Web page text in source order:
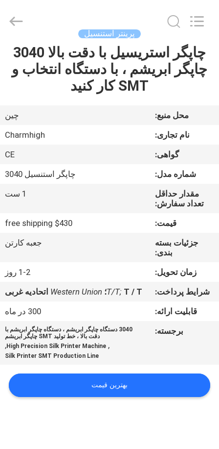
خانه
محصولات
کارخانه
کنترل
خبر
SHOPPING
CHARMHIGH
TECHNOLOGY
Reserved.
پرینتر استنسیل
چاپگر استریسیل با دقت بالا 3040
چاپگر ابریشم ، با دستگاه انتخاب و
SMT کار کنید
محل منبع:
چین
نام تجاری:
Charmhigh
گواهی:
CE
شماره مدل:
چاپگر استنسیل 3040
مقدار حداقل
تعداد سفارش:
1 ست
قیمت:
$430 free shipping
جزئیات بسته
بندی:
جعبه کارتن
زمان تحویل:
1-2 روز
شرایط پرداخت:
T/T; T / T؛ Western Union اتحادیه غربی
قابلیت ارائه:
300 در ماه
برجسته:
3040 دستگاه چاپگر ابریشم ، دستگاه چاپگر ابریشم با
دقت بالا ، خط تولید SMT چاپگر ابریشم
,
High Precision Silk Printer Machine
,
Silk Printer SMT Production Line
بهترین قیمت